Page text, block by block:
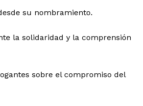
su nombramiento.
la solidaridad y la comprensión
sobre el compromiso del